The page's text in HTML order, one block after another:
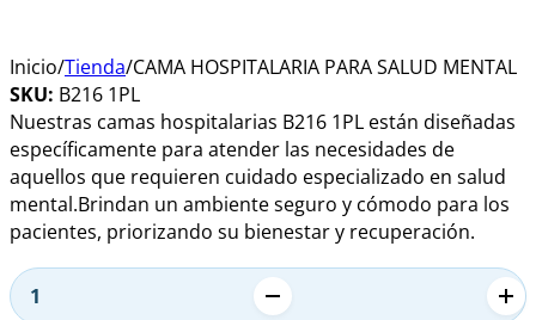
Inicio/Tienda/CAMA HOSPITALARIA PARA SALUD MENTAL
SKU: B216 1PL
Nuestras camas hospitalarias B216 1PL están diseñadas
específicamente para atender las necesidades de
aquellos que requieren cuidado especializado en salud
mental.Brindan un ambiente seguro y cómodo para los
pacientes, priorizando su bienestar y recuperación.
CAMA
Alternative: